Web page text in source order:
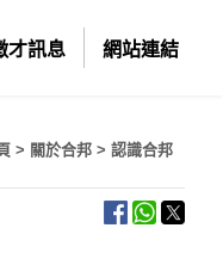
才訊息 網站連結
> 關於合邦 > 認識合邦